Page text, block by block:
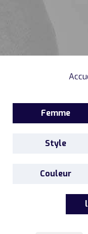
Femme
Style
Couleur